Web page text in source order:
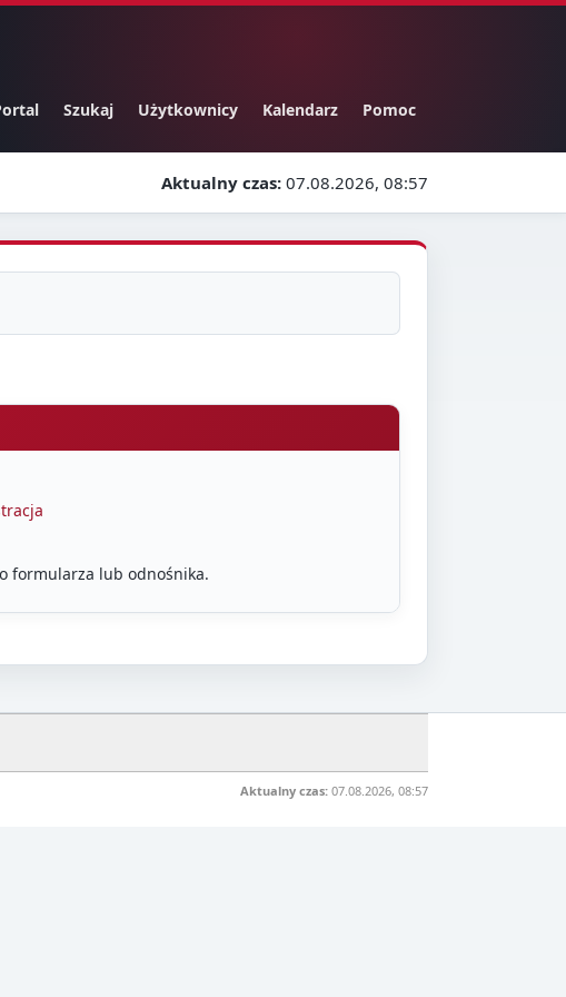
Szukaj Użytkownicy Kalendarz Pomoc
Aktualny czas: 07.08.2026, 08:57
formularza lub odnośnika.
Aktualny czas: 07.08.2026, 08:57